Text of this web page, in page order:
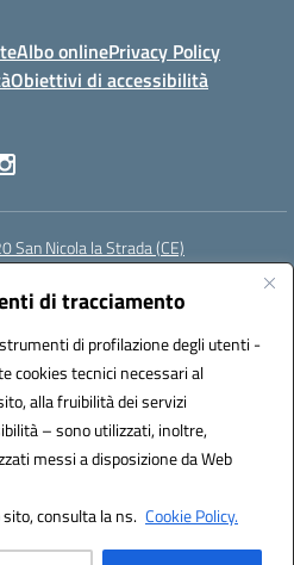
di tracciamento
di profilazione degli utenti -
cookies tecnici necessari al
alla fruibilità dei servizi
– sono utilizzati, inoltre,
messi a disposizione da Web
consulta la ns. Cookie Policy.
Albo onlinePrivacy Policy
Obiettivi di accessibilità
Nicola la Strada (CE)
ceic86700d@pec.istruzione.it
(IPA): istsc_ceic86700d
by 3D Solution S.r.l.
by Designers Italia